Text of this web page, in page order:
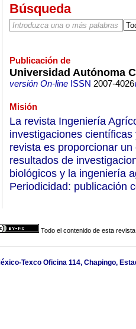
Búsqueda
Publicación de
Universidad Autónoma
versión On-lineISSN 2007-4026
Misión
La revista Ingeniería
investigaciones
revista es proporcionar
resultados de
biológicos y la ingeniería
Periodicidad: publicación
Todo el contenido de esta
Texco Oficina 114, Chapingo,